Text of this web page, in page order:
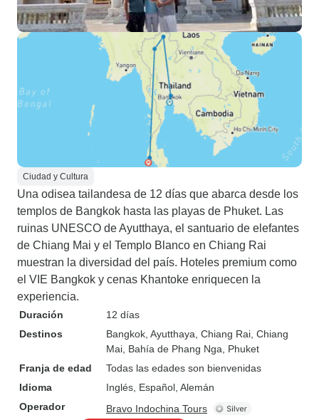
Ciudad y Cultura
Una odisea tailandesa de 12 días que abarca desde los
templos de Bangkok hasta las playas de Phuket. Las
ruinas UNESCO de Ayutthaya, el santuario de elefantes
de Chiang Mai y el Templo Blanco en Chiang Rai
muestran la diversidad del país. Hoteles premium como
el VIE Bangkok y cenas Khantoke enriquecen la
experiencia.
Duración
12 días
Destinos
Bangkok , Ayutthaya , Chiang Rai , Chiang
Mai , Bahía de Phang Nga , Phuket
Franja de edad
Todas las edades son bienvenidas
Idioma
Inglés, Español, Alemán
Operador
Bravo Indochina Tours